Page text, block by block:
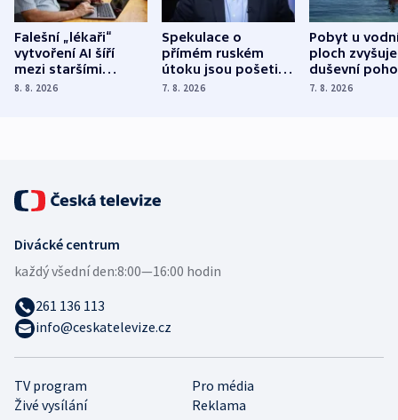
Falešní „lékaři“
vytvoření AI šíří
mezi staršími
Poláky nebezpečné
8. 8. 2026
Spekulace o
přímém ruském
útoku jsou pošetilé,
míní estonský
7. 8. 2026
Pobyt u
ploch zvyšuje
duševní
ukázala
7. 8. 2026
TV program
Pro média
Živé vysílání
Reklama
Divácké centrum
každý všední den:8:00—16:00 hodin
261 136 113
info@ceskatelevize.cz